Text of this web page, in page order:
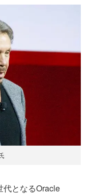
となるOracle